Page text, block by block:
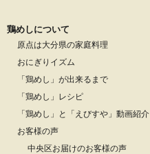
鶏めしについて
原点は大分県の家庭料理
おにぎりイズム
「鶏めし」が出来るまで
「鶏めし」レシピ
「鶏めし」と「えびすや」動画紹介
お客様の声
中央区お届けのお客様の声